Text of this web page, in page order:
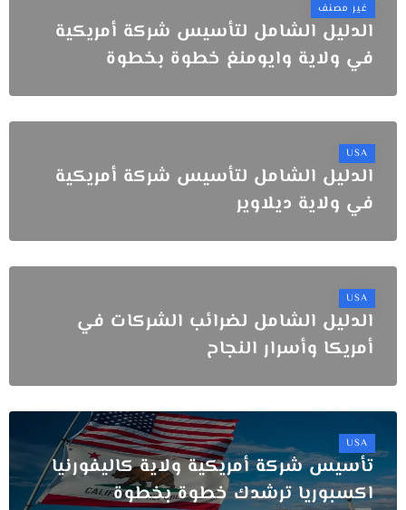
غير مصنف
الدليل الشامل لتأسيس شركة أمريكية
في ولاية وايومنغ خطوة بخطوة
USA
الدليل الشامل لتأسيس شركة أمريكية
في ولاية ديلاوير
USA
الدليل الشامل لضرائب الشركات في
أمريكا وأسرار النجاح
USA
تأسيس شركة أمريكية ولاية كاليفورنيا
اكسبوريا ترشدك خطوة بخطوة